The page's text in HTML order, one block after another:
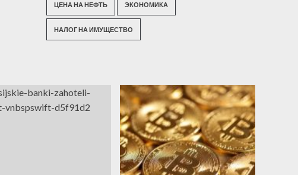
ЦЕНА НА НЕФТЬ ЭКОНОМИКА
НАЛОГ НА ИМУЩЕСТВО